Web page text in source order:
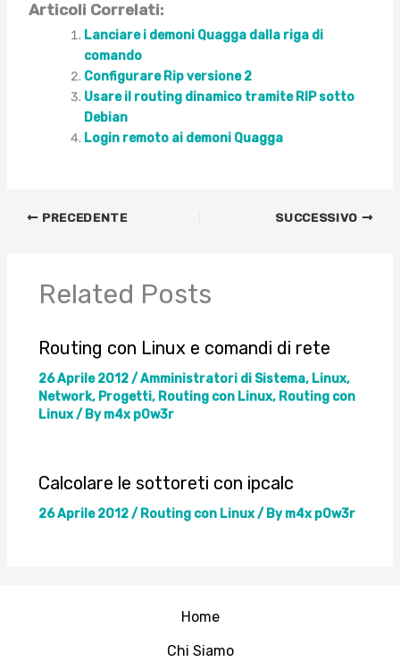
Articoli Correlati:
Lanciare i demoni Quagga dalla riga di
comando
Configurare Rip versione 2
Usare il routing dinamico tramite RIP sotto
Debian
Login remoto ai demoni Quagga
PRECEDENTE SUCCESSIVO
Related Posts
Routing con Linux e comandi di rete
26 Aprile 2012/Amministratori di Sistema, Linux,
Network, Progetti, Routing con Linux, Routing con
Linux/ Bym4x p0w3r
Calcolare le sottoreti con ipcalc
26 Aprile 2012/ Routing con Linux/ Bym4x p0w3r
Home
Chi Siamo